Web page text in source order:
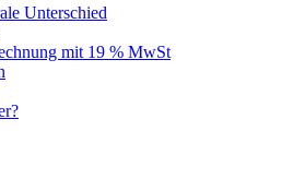
Unterschied
mit 19 % MwSt